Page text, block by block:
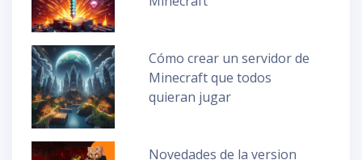
Cómo crear un servidor de
Minecraft que todos
quieran jugar
Novedades de la version